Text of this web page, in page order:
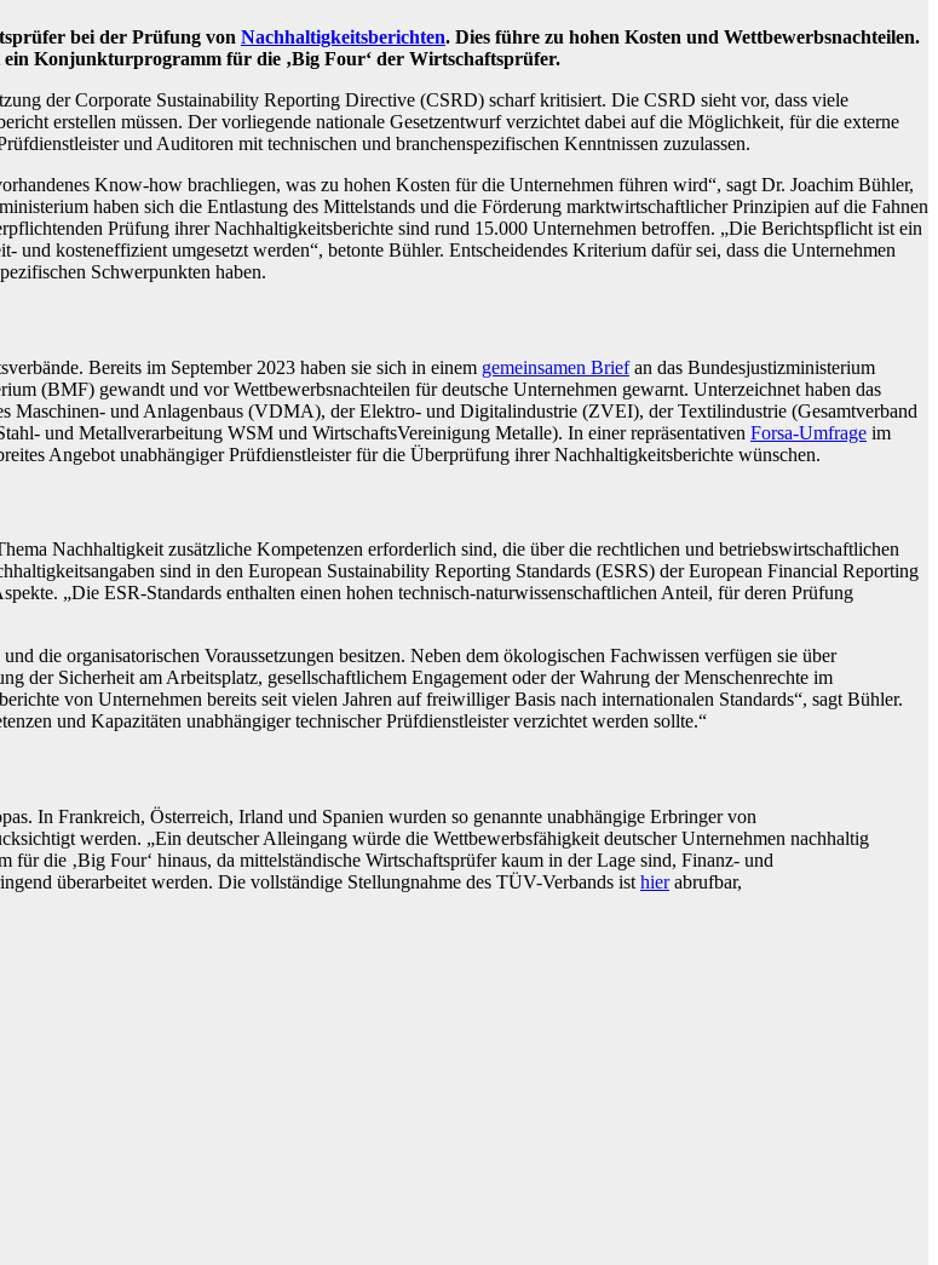
bei der Prüfung von Nachhaltigkeitsberichten. Dies führe zu hohen Kosten und Wettbewerbsnachteilen.
Konjunkturprogramm für die ‚Big Four‘ der Wirtschaftsprüfer.
der Corporate Sustainability Reporting Directive (CSRD) scharf kritisiert. Die CSRD sieht vor, dass viele
erstellen müssen. Der vorliegende nationale Gesetzentwurf verzichtet dabei auf die Möglichkeit, für die externe
und Auditoren mit technischen und branchenspezifischen Kenntnissen zuzulassen.
Know-how brachliegen, was zu hohen Kosten für die Unternehmen führen wird“, sagt Dr. Joachim Bühler,
haben sich die Entlastung des Mittelstands und die Förderung marktwirtschaftlicher Prinzipien auf die Fahnen
Prüfung ihrer Nachhaltigkeitsberichte sind rund 15.000 Unternehmen betroffen. „Die Berichtspflicht ist ein
kosteneffizient umgesetzt werden“, betonte Bühler. Entscheidendes Kriterium dafür sei, dass die Unternehmen
Schwerpunkten haben.
Bereits im September 2023 haben sie sich in einem gemeinsamen Briefan das Bundesjustizministerium
(BMF) gewandt und vor Wettbewerbsnachteilen für deutsche Unternehmen gewarnt. Unterzeichnet haben das
Maschinen- und Anlagenbaus (VDMA), der Elektro- und Digitalindustrie (ZVEI), der Textilindustrie (Gesamtverband
und Metallverarbeitung WSM und WirtschaftsVereinigung Metalle). In einer repräsentativen Forsa-Umfrage im
Angebot unabhängiger Prüfdienstleister für die Überprüfung ihrer Nachhaltigkeitsberichte wünschen.
Nachhaltigkeit zusätzliche Kompetenzen erforderlich sind, die über die rechtlichen und betriebswirtschaftlichen
sind in den European Sustainability Reporting Standards (ESRS) der European Financial Reporting
„Die ESR-Standards enthalten einen hohen technisch-naturwissenschaftlichen Anteil, für deren Prüfung
die organisatorischen Voraussetzungen besitzen. Neben dem ökologischen Fachwissen verfügen sie über
der Sicherheit am Arbeitsplatz, gesellschaftlichem Engagement oder der Wahrung der Menschenrechte im
von Unternehmen bereits seit vielen Jahren auf freiwilliger Basis nach internationalen Standards“, sagt Bühler.
und Kapazitäten unabhängiger technischer Prüfdienstleister verzichtet werden sollte.“
In Frankreich, Österreich, Irland und Spanien wurden so genannte unabhängige Erbringer von
werden. „Ein deutscher Alleingang würde die Wettbewerbsfähigkeit deutscher Unternehmen nachhaltig
die ‚Big Four‘ hinaus, da mittelständische Wirtschaftsprüfer kaum in der Lage sind, Finanz- und
überarbeitet werden. Die vollständige Stellungnahme des TÜV-Verbands ist hierabrufbar,